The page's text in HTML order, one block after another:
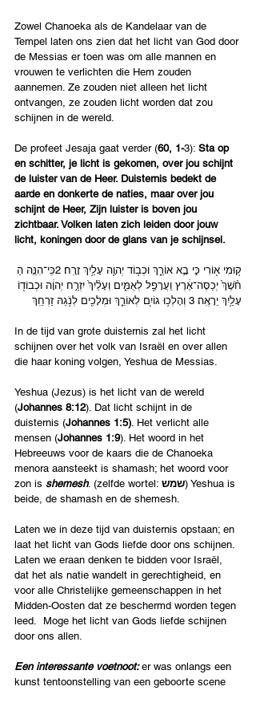
Zowel Chanoeka als de Kandelaar van de
Tempel laten ons zien dat het licht van God door
de Messias er toen was om alle mannen en
vrouwen te verlichten die Hem zouden
aannemen. Ze zouden niet alleen het licht
ontvangen, ze zouden licht worden dat zou
schijnen in de wereld.
De profeet Jesaja gaat verder (60, 1-3): Sta op
en schitter, je licht is gekomen, over jou schijnt
de luister van de Heer. Duisternis bedekt de
aarde en donkerte de naties, maar over jou
schijnt de Heer, Zijn luister is boven jou
zichtbaar. Volken laten zich leiden door jouw
licht, koningen door de glans van je schijnsel.
ק֥וּמִי א֖וֹרִי כִּ֣י בָ֣א אוֹרֵ֑ךְ וּכְב֥וֹד יְהוָ֖ה עָלַ֥יִךְ זָרָֽח׃ 2כִּֽי־הִנֵּ֤ה הַ
חֹ֨שֶׁךְ֙ יְכַסֶּה־אֶ֔רֶץ וַעֲרָפֶ֖ל לְאֻמִּ֑ים וְעָלַ֨יִךְ֙ יִזְרַ֣ח יְהוָ֔ה וּכְבוֹד֖וֹ
עָלַ֥יִךְ יֵרָאֶֽה׃ 3 וְהָלְכ֥וּ גוֹיִ֖ם לְאוֹרֵ֑ךְ וּמְלָכִ֖ים לְנֹ֥גַהּ זַרְחֵֽךְ
In de tijd van grote duisternis zal het licht
schijnen over het volk van Israël en over allen
die haar koning volgen, Yeshua de Messias.
Yeshua (Jezus) is het licht van de wereld
(Johannes 8:12). Dat licht schijnt in de
duisternis (Johannes 1:5) . Het verlicht alle
mensen (Johannes 1:9). Het woord in het
Hebreeuws voor de kaars die de Chanoeka
menora aansteekt is shamash; het woord voor
zon is shemesh. (zelfde wortel: שמש) Yeshua is
beide, de shamash en de shemesh.
Laten we in deze tijd van duisternis opstaan; en
laat het licht van Gods liefde door ons schijnen.
Laten we eraan denken te bidden voor Israël,
dat het als natie wandelt in gerechtigheid, en
voor alle Christelijke gemeenschappen in het
Midden-Oosten dat ze beschermd worden tegen
leed.  Moge het licht van Gods liefde schijnen
door ons allen.
Een interessante voetnoot: er was onlangs een
kunst tentoonstelling van een geboorte scene